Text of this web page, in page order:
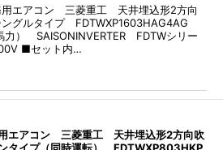
用エアコン 三菱重工 天井埋込形2方向
グルタイプ FDTWXP1603HAG4AG
力） SAISONINVERTER FDTWシリー
■セット内…
エアコン 三菱重工 天井埋込形2方向吹